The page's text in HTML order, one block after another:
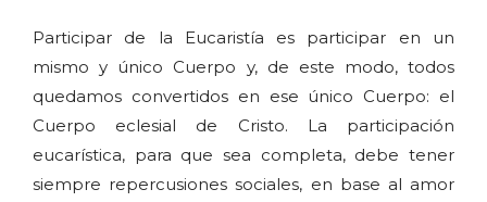
Participar de la Eucaristía es participar en un
mismo y único Cuerpo y, de este modo, todos
quedamos convertidos en ese único Cuerpo: el
Cuerpo eclesial de Cristo. La participación
eucarística, para que sea completa, debe tener
siempre repercusiones sociales, en base al amor